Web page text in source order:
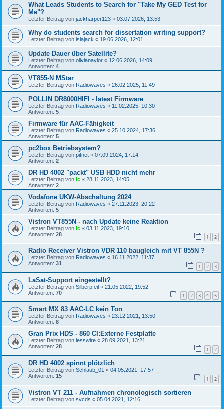
What Leads Students to Search for "Take My GED Test for
Me"?
Letzter Beitrag von jackharper123 « 03.07.2026, 13:53
Why do students search for dissertation writing support?
Letzter Beitrag von islajack « 19.06.2026, 12:01
Update Dauer über Satellite?
Letzter Beitrag von olivianaylor « 12.06.2026, 14:09
Antworten: 4
VT855-N MStar
Letzter Beitrag von Radiowaves « 26.02.2025, 11:49
POLLIN DR8000HIFI - latest Firmware
Letzter Beitrag von Radiowaves « 11.02.2025, 10:30
Antworten: 5
Firmware für AAC-Fähigkeit
Letzter Beitrag von Radiowaves « 25.10.2024, 17:36
Antworten: 5
pc2box Betriebsystem?
Letzter Beitrag von pitnet « 07.09.2024, 17:14
Antworten: 2
DR HD 4002 "packt" USB HDD nicht mehr
Letzter Beitrag von lc « 28.11.2023, 14:05
Antworten: 2
Vodafone UKW-Abschaltung 2024
Letzter Beitrag von Radiowaves « 27.11.2023, 20:22
Antworten: 5
Vistron VT855N - nach Update keine Reaktion
Letzter Beitrag von lc « 03.11.2023, 19:10
Antworten: 28 1 2
Radio Receiver Vistron VDR 110 baugleich mit VT 855N ?
Letzter Beitrag von Radiowaves « 16.11.2022, 11:37
Antworten: 31 1 2 3
LaSat-Support eingestellt?
Letzter Beitrag von Silberpfeil « 21.05.2022, 19:52
Antworten: 70 1 2 3 4 5
Smart MX 83 AAC-LC kein Ton
Letzter Beitrag von Radiowaves « 23.12.2021, 13:50
Antworten: 8
Gran Prix HDS - 860 CI:Externe Festplatte
Letzter Beitrag von lesswire « 28.09.2021, 13:21
Antworten: 28 1 2
DR HD 4002 spinnt plötzlich
Letzter Beitrag von Schlaub_01 « 04.05.2021, 17:57
Antworten: 15 1 2
Vistron VT 211 - Aufnahmen chronologisch sortieren
Letzter Beitrag von svcds « 05.04.2021, 12:16